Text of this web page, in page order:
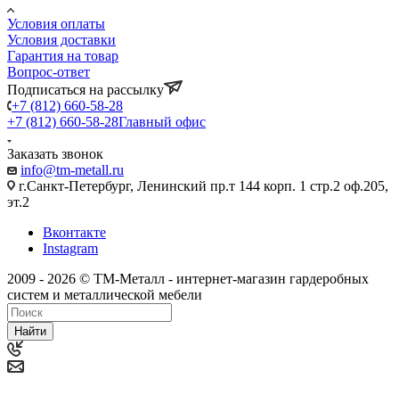
Условия оплаты
Условия доставки
Гарантия на товар
Вопрос-ответ
Подписаться на рассылку
+7 (812) 660-58-28
+7 (812) 660-58-28Главный офис
Заказать звонок
info@tm-metall.ru
г.Санкт-Петербург, Ленинский пр.т 144 корп. 1 стр.2 оф.205,
эт.2
Вконтакте
Instagram
2009 - 2026 © ТМ-Металл - интернет-магазин гардеробных
систем и металлической мебели
Найти